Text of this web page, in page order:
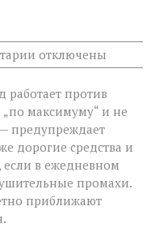
к
записи
думаете,
что
ухаживаете,
а
на
деле
ускоряете
старение»:
косметолог
отключены
работает против
максимуму“ и не
предупреждает
дорогие средства и
если в ежедневном
промахи.
приближают